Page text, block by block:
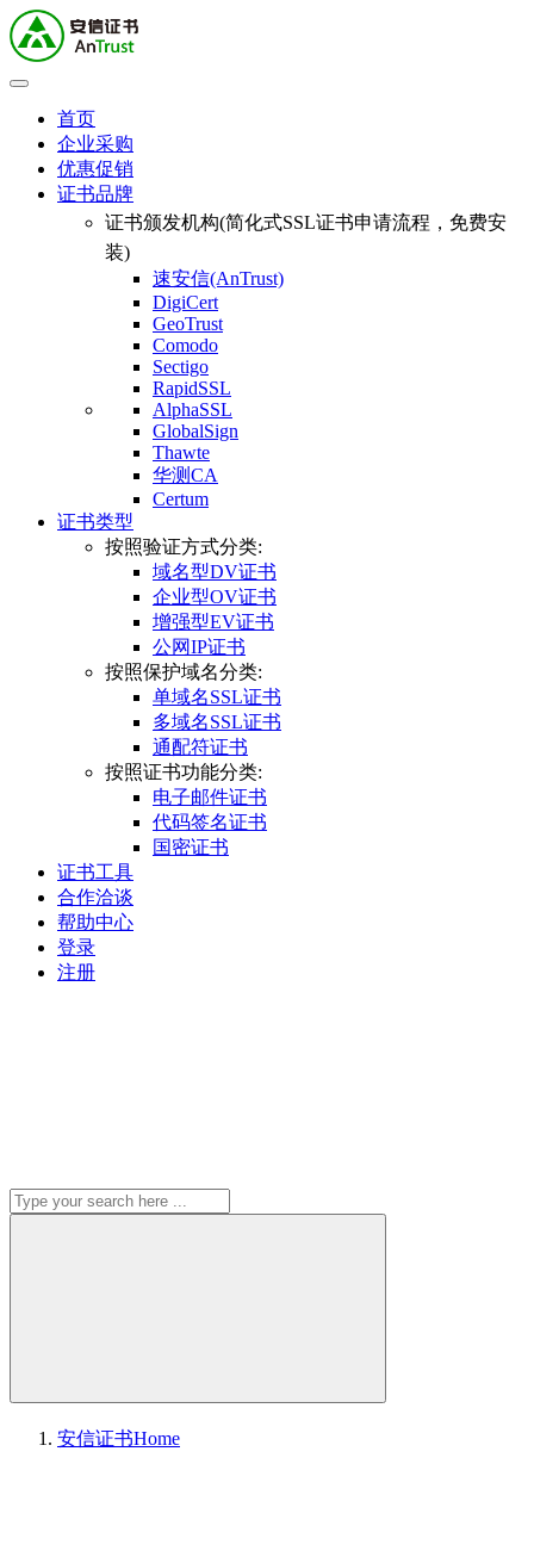
首页
企业采购
优惠促销
证书品牌
证书颁发机构(简化式SSL证书申请流程，免费安
装)
速安信(AnTrust)
DigiCert
GeoTrust
Comodo
Sectigo
RapidSSL
AlphaSSL
GlobalSign
Thawte
华测CA
Certum
证书类型
按照验证方式分类:
域名型DV证书
企业型OV证书
增强型EV证书
公网IP证书
按照保护域名分类:
单域名SSL证书
多域名SSL证书
通配符证书
按照证书功能分类:
电子邮件证书
代码签名证书
国密证书
证书工具
合作洽谈
帮助中心
登录
注册
安信证书Home